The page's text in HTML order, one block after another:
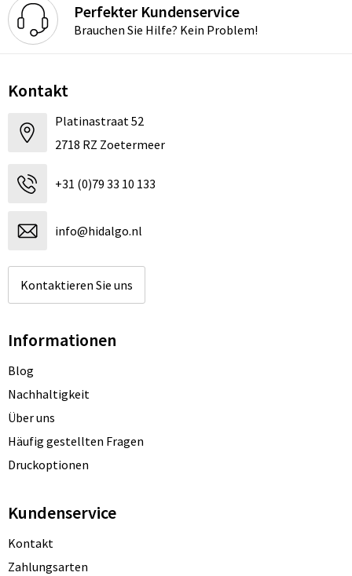
Perfekter Kundenservice
Brauchen Sie Hilfe? Kein Problem!
Kontakt
Platinastraat 52
2718 RZ Zoetermeer
+31 (0)79 33 10 133
info@hidalgo.nl
Kontaktieren Sie uns
Informationen
Blog
Nachhaltigkeit
Über uns
Häufig gestellten Fragen
Druckoptionen
Kundenservice
Kontakt
Zahlungsarten